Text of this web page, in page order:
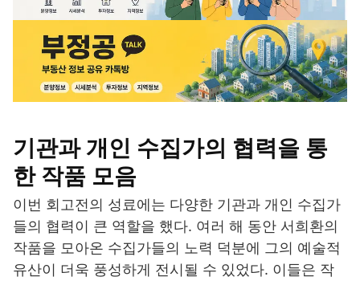
기관과 개인 수집가의 협력을 통
한 작품 모음
이번 회고전의 성료에는 다양한 기관과 개인 수집가
들의 협력이 큰 역할을 했다. 여러 해 동안 서희환의
작품을 모아온 수집가들의 노력 덕분에 그의 예술적
유산이 더욱 풍성하게 전시될 수 있었다. 이들은 작